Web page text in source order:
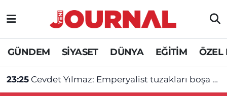
GÜNDEM SİYASET DÜNYA EĞİTİM ÖZEL
23:25 Cevdet Yılmaz: Emperyalist tuzakları boşa çıkarmaya devam edeceğiz
GÜNDEM
SİYASET
SAĞLIK
Nöbetçi Eczaneler
Hava Durumu
Trafik Durumu